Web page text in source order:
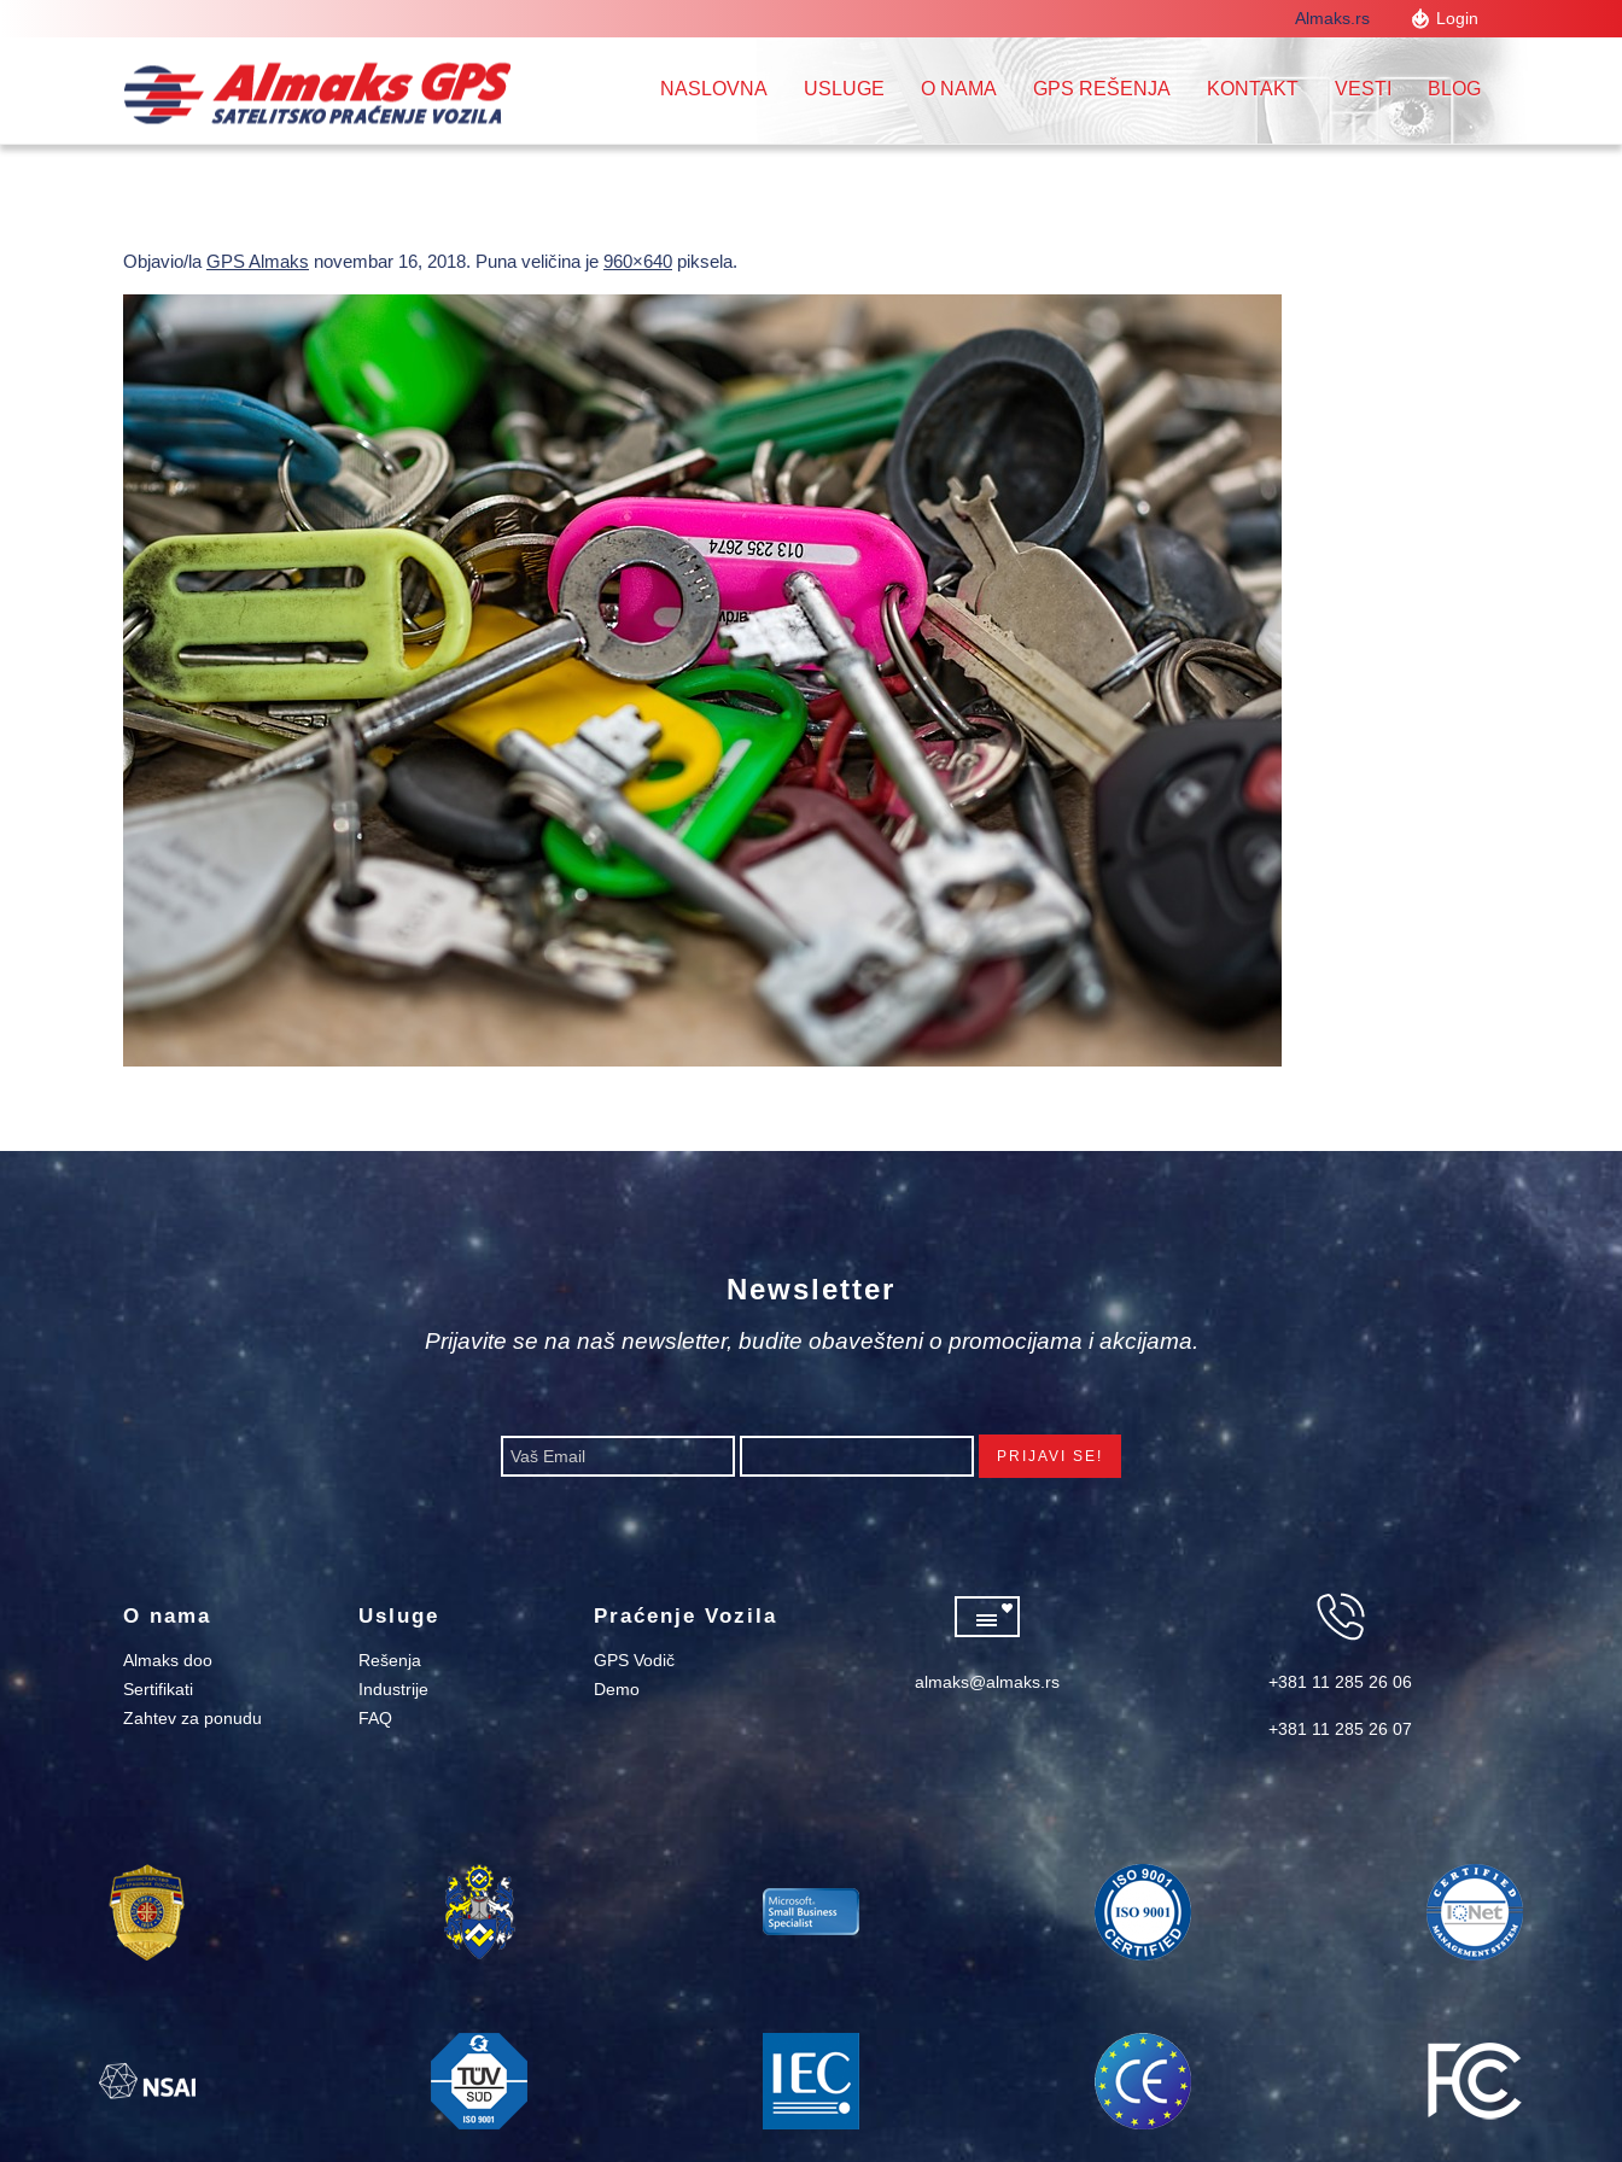
Almaks.rs Login
NASLOVNA USLUGE O NAMA GPS REŠENJA KONTAKT VESTI BLOG
Objavio/la GPS Almaks novembar 16, 2018. Puna veličina je 960×640 piksela.
Newsletter
Prijavite se na naš newsletter, budite obavešteni o promocijama i akcijama.
O nama
Almaks doo
Sertifikati
Zahtev za ponudu
Usluge
Rešenja
Industrije
FAQ
Praćenje Vozila
GPS Vodič
Demo
almaks@almaks.rs +381 11 285 26 06
+381 11 285 26 07